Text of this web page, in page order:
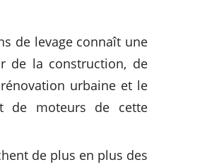
de levage connaît une
de la construction, de
urbaine et le
de moteurs de cette
de plus en plus des